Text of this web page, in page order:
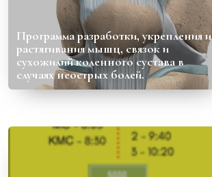
Программа разработки, укрепления и
растягивания мышц, связок и
сухожилий коленного сустава в
случаях неострых болей.